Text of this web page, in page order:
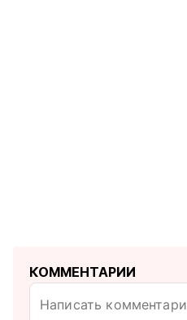
КОММЕНТАРИИ